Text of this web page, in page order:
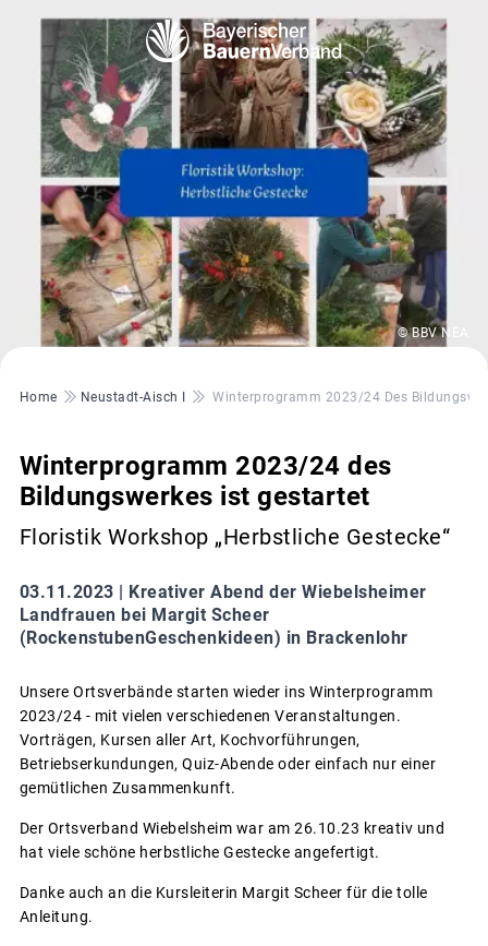
© BBV NEA
Pfadnavigation
Home Neustadt-Aisch I Winterprogramm 2023/24 Des
Winterprogramm 2023/24 des
Bildungswerkes ist gestartet
Floristik Workshop „Herbstliche Gestecke“
03.11.2023 | Kreativer Abend der Wiebelsheimer
Landfrauen bei Margit Scheer
(RockenstubenGeschenkideen) in Brackenlohr
Unsere Ortsverbände starten wieder ins Winterprogramm
2023/24 - mit vielen verschiedenen Veranstaltungen.
Vorträgen, Kursen aller Art, Kochvorführungen,
Betriebserkundungen, Quiz-Abende oder einfach nur einer
gemütlichen Zusammenkunft.
Der Ortsverband Wiebelsheim war am 26.10.23 kreativ und
hat viele schöne herbstliche Gestecke angefertigt.
Danke auch an die Kursleiterin Margit Scheer für die tolle
Anleitung.